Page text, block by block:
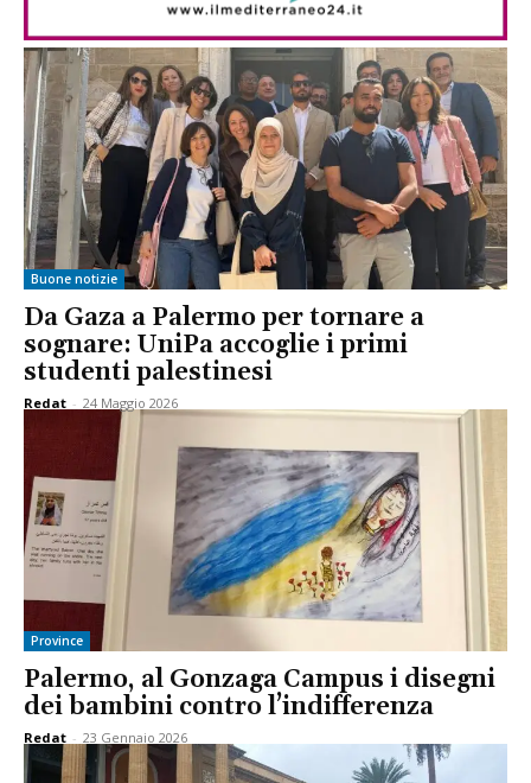
Buone notizie
Da Gaza a Palermo per tornare a
sognare: UniPa accoglie i primi
studenti palestinesi
Redat - 24 Maggio 2026
Province
Palermo, al Gonzaga Campus i disegni
dei bambini contro l’indifferenza
Redat - 23 Gennaio 2026